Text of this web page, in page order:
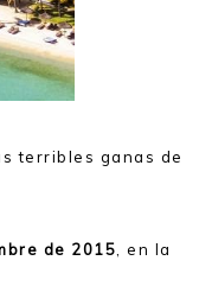
terribles ganas de
de 2015 , en la